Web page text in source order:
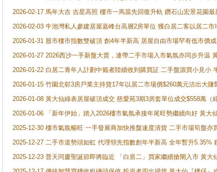
2026-02-17 馬年大吉 吉星高照 樓市一馬當先回復升軌 鑽石山宏景花園
2026-02-03 牛池灣私人參建居屋嘉峰台高層2房單位 獲白居二客以居二市
2026-01-31 股市樓市指數雙破頂 創4年半新高 居屋自由市場罕有低市價
2026-01-27 2026西沙一手新盤大賣，連帶二手市場入市氣氛亦同步升温
2026-01-22 白居二青年人計劃中籤者陸續收到購買証 二手盤源買小見小
2026-01-15 竹園北邨3房戶業主持貨17年以居二市場價$260萬元沽出大賺
2026-01-08 黃大仙綠表居屋破頂成交 慈愛苑3期3房套單位成交$558萬（
2026-01-06 「新年伊始」踏入2026樓市氣氛承接年尾旺勢繼續向好 黃
2025-12-30 樓市氣氛暢旺 一手發展商加快推盤速度清貨 二手市場筍盤
2025-12-27 二手市道勢頭如虹 代理領先指數創年半新高 全年暫升5.35%
2025-12-23 普天同慶聖誕節即將臨近 「白居二」買家繼續搶閘入市 黃